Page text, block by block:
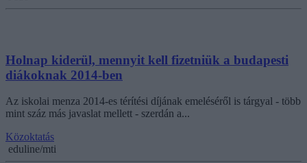
Holnap kiderül, mennyit kell fizetniük a budapesti
diákoknak 2014-ben
Az iskolai menza 2014-es térítési díjának emeléséről is tárgyal - több
mint száz más javaslat mellett - szerdán a...
Közoktatás
eduline/mti